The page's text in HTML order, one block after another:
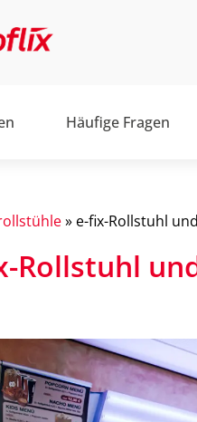
Häufige Fragen
» e-fix-Rollstuhl
Rollstuhl